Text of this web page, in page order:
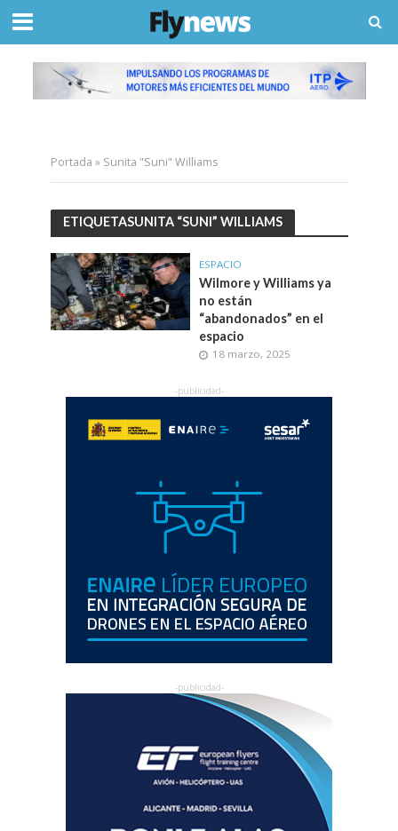
Portada » Sunita "Suni" Williams
ETIQUETASUNITA “SUNI” WILLIAMS
ESPACIO
Wilmore y Williams ya
no están
“abandonados” en el
espacio
18 marzo, 2025